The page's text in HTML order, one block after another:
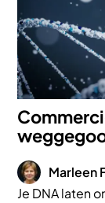
Afbeelding
Marleen
Je DNA laten